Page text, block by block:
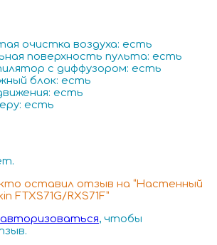
очистка воздуха: есть
поверхность пульта: есть
с диффузором: есть
блок: есть
есть
есть
оставил отзыв на “Настенный
FTXS71G/RXS71F”
авторизоваться, чтобы